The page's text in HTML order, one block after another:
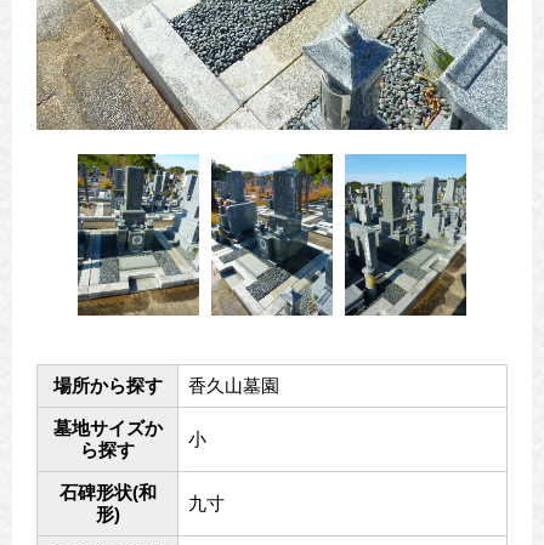
場所から探す 香久山墓園
墓地サイズか
ら探す
小
石碑形状(和
形)
九寸